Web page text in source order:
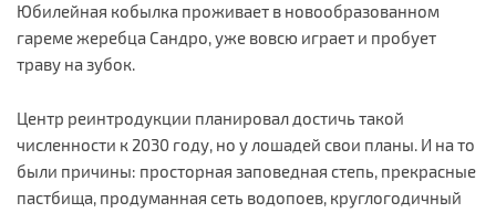
Юбилейная кобылка проживает в новообразованном
гареме жеребца Сандро, уже вовсю играет и пробует
траву на зубок.
Центр реинтродукции планировал достичь такой
численности к 2030 году, но у лошадей свои планы. И на то
были причины: просторная заповедная степь, прекрасные
пастбища, продуманная сеть водопоев, круглогодичный